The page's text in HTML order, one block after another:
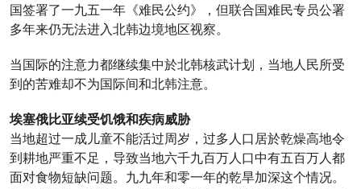
国签署了一九五一年《难民公约》，但联合国难民专员公署
多年来仍无法进入北韩边境地区视察。
当国际的注意力都继续集中於北韩核武计划，当地人民所受
到的苦难却不为国际间和北韩注意。
埃塞俄比亚续受饥饿和疾病威胁
当地超过一成儿童不能活过周岁，过多人口居於乾燥高地令
到耕地严重不足，导致当地六千九百万人口中有五百万人都
面对食物短缺问题。九九年和零一年的乾旱加深这个情况。